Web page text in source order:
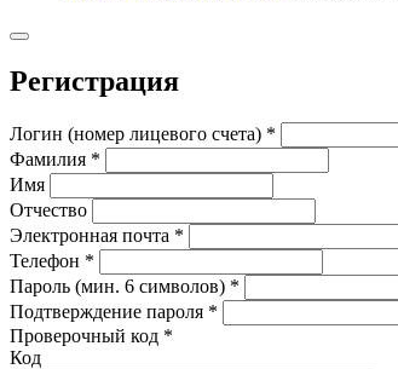
Регистрация
Логин (номер лицевого счета) *
Фамилия *
Имя
Отчество
Электронная почта *
Телефон *
Пароль (мин. 6 символов) *
Подтверждение пароля *
Проверочный код *
Код